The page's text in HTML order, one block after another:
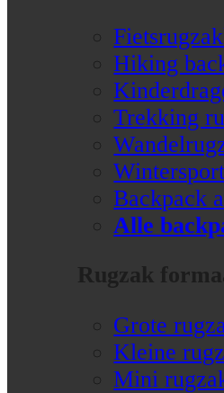
Hiking
Trekking
Backpack
Alle
Rugzak
Grote
Kleine
Mini